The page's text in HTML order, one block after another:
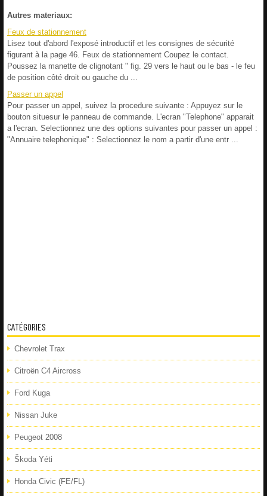
Autres materiaux:
Feux de stationnement
Lisez tout d'abord l'exposé introductif et les consignes de sécurité
figurant à la page 46. Feux de stationnement Coupez le contact.
Poussez la manette de clignotant " fig. 29 vers le haut ou le bas - le feu
de position côté droit ou gauche du ...
Passer un appel
Pour passer un appel, suivez la procedure suivante : Appuyez sur le
bouton situesur le panneau de commande. L'ecran "Telephone" apparait
a l'ecran. Selectionnez une des options suivantes pour passer un appel :
"Annuaire telephonique" : Selectionnez le nom a partir d'une entr ...
CATÉGORIES
Chevrolet Trax
Citroën C4 Aircross
Ford Kuga
Nissan Juke
Peugeot 2008
Škoda Yéti
Honda Civic (FE/FL)